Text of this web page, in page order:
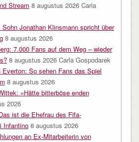
Stream 8 augustus 2026 Carla
Jonathan Klinsmann spricht über
8 augustus 2026
7.000 Fans auf dem Weg – wieder
8 augustus 2026 Carla Gospodarek
So sehen Fans das Spiel
8 augustus 2026
«Hätte bitterböse enden
2026
ist die Ehefrau des Fifa-
Infantino 8 augustus 2026
an Ex-Mitarbeiterin von